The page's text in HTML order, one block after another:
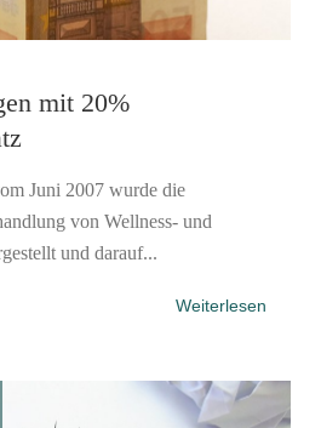
mit 20%
Juni 2007 wurde die
von Wellness- und
und darauf...
Weiterlesen